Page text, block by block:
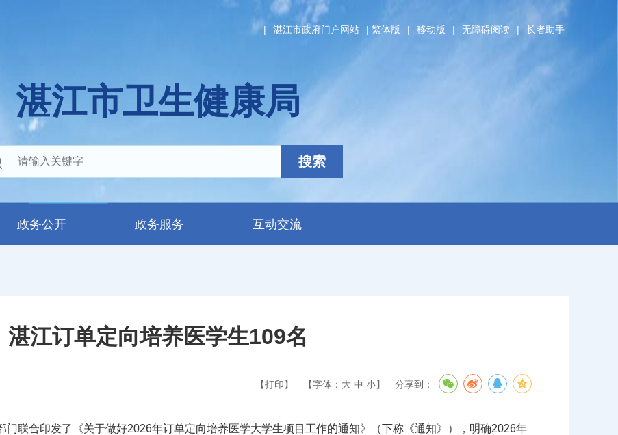
| 湛江市政府门户网站 | 繁体版 | 移动版 | 无障碍阅读 | 长者助手
湛江市卫生健康局
搜索
政务公开 政务服务 互动交流
湛江订单定向培养医学生109名
【打印】 【字体： 大 中 小】 分享到：
门联合印发了《关于做好2026年订单定向培养医学大学生项目工作的通知》（下称《通知》）， 明确2026年